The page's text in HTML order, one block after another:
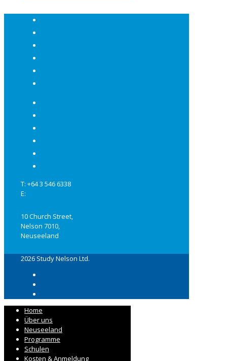
T: +64 3 546 6338
E:
10 Church Street,
Nelson 7010,
Neuseeland
2026 Study Nelson Ltd.
Home
Über uns
Neuseeland
Programme
Schulen
Kosten & Anmeldung